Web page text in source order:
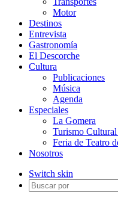
Motor
Destinos
Entrevista
Gastronomía
El Descorche
Cultura
Publicaciones
Música
Agenda
Especiales
La Gomera
Turismo
Feria de Teatro
Nosotros
Switch skin